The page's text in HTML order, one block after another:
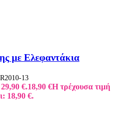
με Ελεφαντάκια
13
€.18,90 €Η τρέχουσα τιμή
18,90 €.